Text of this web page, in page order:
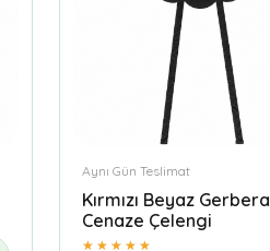
Aynı Gün Teslimat
Kırmızı Beyaz Gerbera
Cenaze Çelengi